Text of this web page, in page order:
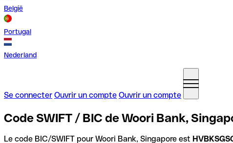
België
Portugal
Nederland
Se connecter Ouvrir un compte Ouvrir un compte
Code SWIFT / BIC de Woori Bank,
Le code BIC/SWIFT pour Woori Bank, Singapore est